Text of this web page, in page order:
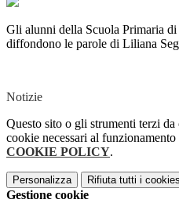
Gli alunni della Scuola Primaria
diffondono le parole di Liliana
Notizie
Questo sito o gli strumenti terzi
cookie necessari al
COOKIE POLICY.
Personalizza Rifiuta tutti i cookies
Gestione cookie